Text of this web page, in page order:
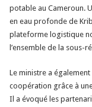
potable au Cameroun.
en eau profonde de
plateforme logistique
l’ensemble de la sous-
Le ministre a
coopération grâce à
Il a évoqué les